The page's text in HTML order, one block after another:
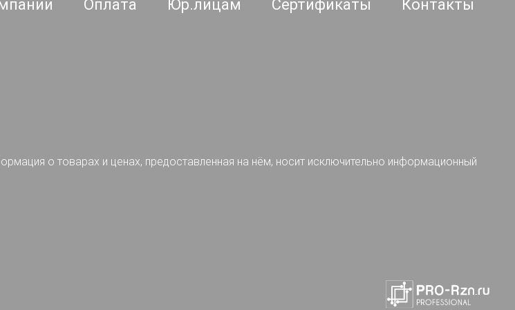
Оплата Юр.лицам Сертификаты Контакты
о товарах и ценах, предоставленная на нём, носит исключительно информационный